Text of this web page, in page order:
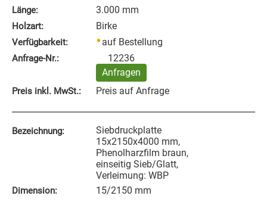
Länge: 3.000 mm
Holzart: Birke
Verfügbarkeit: auf Bestellung
Anfrage‑Nr.:
12236
Anfragen
Preis inkl. MwSt.: Preis auf Anfrage
Bezeichnung:
Siebdruckplatte
15x2150x4000 mm,
Phenolharzfilm braun,
einseitig Sieb/Glatt,
Verleimung: WBP
Dimension: 15/2150 mm